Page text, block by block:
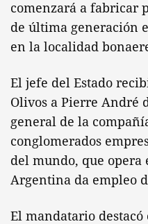
comenzará a fabricar
de última generación
en la localidad
El jefe del Estado
Olivos a Pierre André
general de la
conglomerados
del mundo, que opera
Argentina da empleo
El mandatario